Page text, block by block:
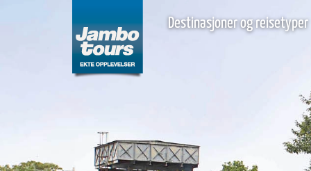
Destinasjoner og reisetyper